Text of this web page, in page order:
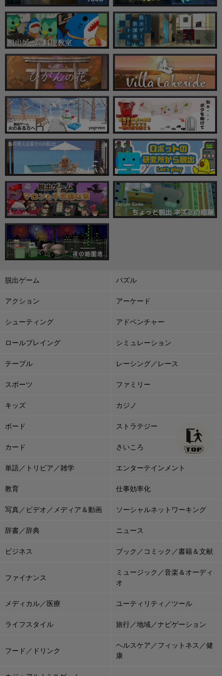
脱出ゲーム パズル
アクション アーケード
シューティング アドベンチャー
ロールプレイング シミュレーション
テーブル レーシング／レース
スポーツ ファミリー
キッズ カジノ
ボード ストラテジー
カード さいころ
単語／トリビア／雑学 エンターテインメント
教育 仕事効率化
写真／ビデオ／メディア＆動画 ソーシャルネットワーキング
辞書／辞典 ニュース
ビジネス ブック／コミック／書籍＆文献
ファイナンス
ミュージック／音楽＆オーディ
オ
メディカル／医療 ユーティリティ／ツール
ライフスタイル 旅行／地域／ナビゲーション
フード／ドリンク
ヘルスケア／フィットネス／健
康